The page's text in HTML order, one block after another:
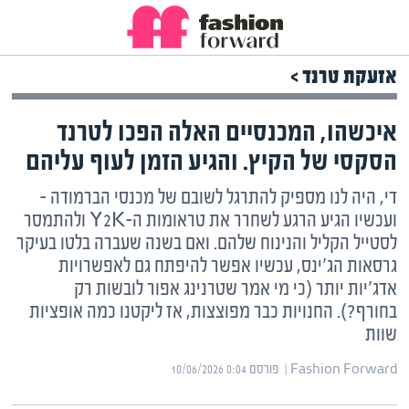
אזעקת טרנד >
איכשהו, המכנסיים האלה הפכו לטרנד
הסקסי של הקיץ. והגיע הזמן לעוף עליהם
די, היה לנו מספיק להתרגל לשובם של מכנסי הברמודה –
ועכשיו הגיע הרגע לשחרר את טראומות ה-Y2K ולהתמסר
לסטייל הקליל והנינוח שלהם. ואם בשנה שעברה בלטו בעיקר
גרסאות הג'ינס, עכשיו אפשר להיפתח גם לאפשרויות
אדג'יות יותר (כי מי אמר שטרנינג אפור לובשות רק
בחורף?). החנויות כבר מפוצצות, אז ליקטנו כמה אופציות
שוות
Fashion Forward | ‏ פורסם ‎10/06/2026 0:04